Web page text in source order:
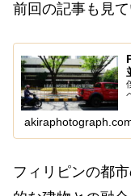
前回の記事も見
フィリピンの都